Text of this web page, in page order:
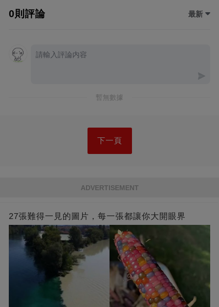
0則評論 最新
暫無數據
下一頁
ADVERTISEMENT
27張難得一見的圖片，每一張都讓你大開眼界